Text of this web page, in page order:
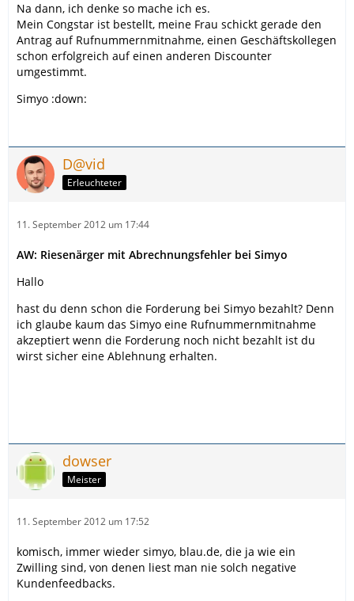
Na dann, ich denke so mache ich es.
Mein Congstar ist bestellt, meine Frau schickt gerade den
Antrag auf Rufnummernmitnahme, einen Geschäftskollegen
schon erfolgreich auf einen anderen Discounter
umgestimmt.
Simyo :down:
D@vid
Erleuchteter
11. September 2012 um 17:44
AW: Riesenärger mit Abrechnungsfehler bei Simyo
Hallo
hast du denn schon die Forderung bei Simyo bezahlt? Denn
ich glaube kaum das Simyo eine Rufnummernmitnahme
akzeptiert wenn die Forderung noch nicht bezahlt ist du
wirst sicher eine Ablehnung erhalten.
dowser
Meister
11. September 2012 um 17:52
komisch, immer wieder simyo, blau.de, die ja wie ein
Zwilling sind, von denen liest man nie solch negative
Kundenfeedbacks.